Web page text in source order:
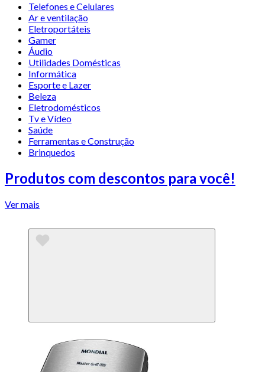
Telefones e Celulares
Ar e ventilação
Eletroportáteis
Gamer
Áudio
Utilidades Domésticas
Informática
Esporte e Lazer
Beleza
Eletrodomésticos
Tv e Vídeo
Saúde
Ferramentas e Construção
Brinquedos
Produtos com descontos para você!
Ver mais